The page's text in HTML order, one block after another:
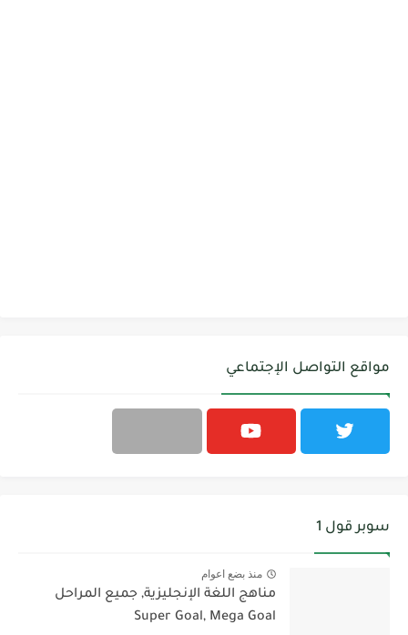
مواقع التواصل الإجتماعي
سوبر قول 1
منذ بضع اعوام
مناهج اللغة الإنجليزية, جميع المراحل
Super Goal, Mega Goal